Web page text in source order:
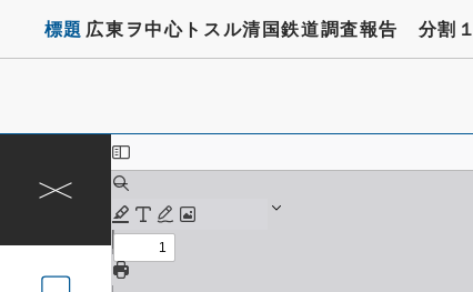
標題 広東ヲ中心トスル清国鉄道調査報告 分割１